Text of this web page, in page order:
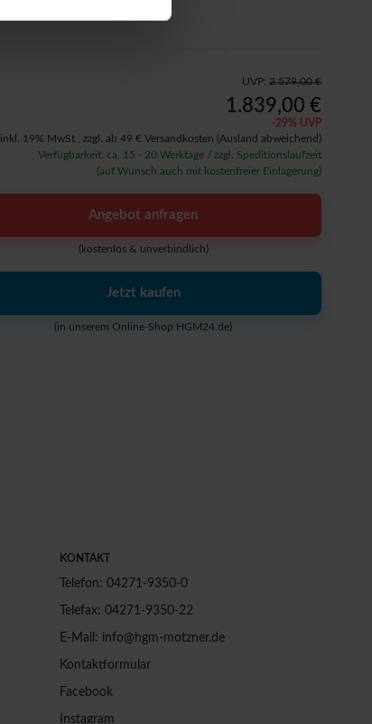
UVP: 2.579,00 €
1.839,00 €
-29% UVP
inkl. 19% MwSt., zzgl. ab 49 € Versandkosten (Ausland abweichend)
Verfügbarkeit: ca. 15 - 20 Werktage / zzgl. Speditionslaufzeit
(auf Wunsch auch mit kostenfreier Einlagerung)
Angebot anfragen
(kostenlos & unverbindlich)
Jetzt kaufen
(in unserem Online-Shop HGM24.de)
KONTAKT
Telefon: 04271-9350-0
Telefax: 04271-9350-22
E-Mail: info@hgm-motzner.de
Kontaktformular
Facebook
Instagram